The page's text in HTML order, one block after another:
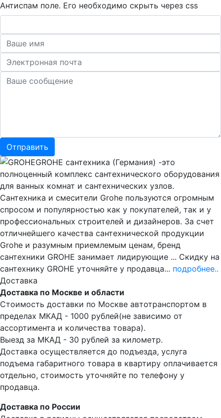
Антиспам поле. Его необходимо скрыть через css
GROHE сантехника (Германия) -это
полноценный комплекс сантехнического оборудования
для ванных комнат и сантехнических узлов.
Сантехника и смесители Grohe пользуются огромным
спросом и популярностью как у покупателей, так и у
профессиональных строителей и дизайнеров. За счет
отличнейшего качества сантехнической продукции
Grohe и разумным приемлемым ценам, бренд
сантехники GROHE занимает лидирующие ... Скидку на
сантехнику GROHE уточняйте у продавца... подробнее..
Доставка
Доставка по Москве и области
Стоимость доставки по Москве автотранспортом в
пределах МКАД - 1000 рублей(не зависимо от
ассортимента и количества товара).
Выезд за МКАД - 30 рублей за километр.
Доставка осуществляется до подъезда, услуга
подъема габаритного товара в квартиру оплачивается
отдельно, стоимость уточняйте по телефону у
продавца.
Доставка по России